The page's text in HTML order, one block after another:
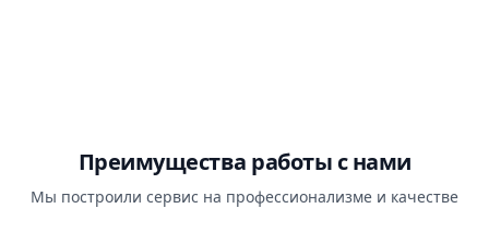
Преимущества работы с нами
Мы построили сервис на профессионализме и качестве